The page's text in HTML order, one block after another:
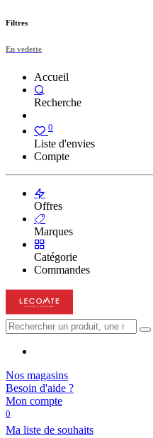
Filtres
En vedette
Accueil
Recherche
0
Liste d'envies
Compte
Offres
Marques
Catégorie
Commandes
Nos magasins
Besoin d'aide ?
Mon compte
0
Ma liste de souhaits